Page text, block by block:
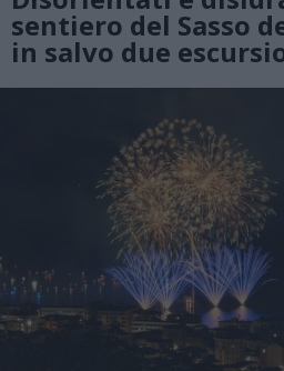
sentiero del Sasso
in salvo due